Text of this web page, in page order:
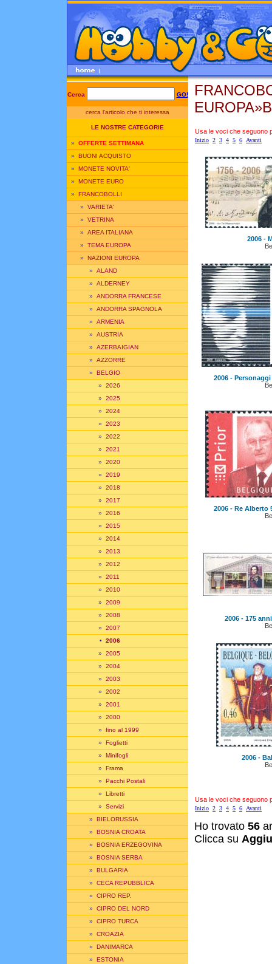
Cerca GO!
cerca l'articolo che ti interessa
LE NOSTRE CATEGORIE
» OFFERTE SETTIMANA
» BUONI ACQUISTO
» MONETE NOVITA'
» MONETE EURO
» FRANCOBOLLI
» VARIETA'
» VETRINA
» AREA ITALIANA
» TEMA EUROPA
» NAZIONI EUROPA
» ALAND
» ALDERNEY
» ANDORRA FRANCESE
» ANDORRA SPAGNOLA
» ARMENIA
» AUSTRIA
» AZERBAIGIAN
» AZZORRE
» BELGIO
» 2026
» 2025
» 2024
» 2023
» 2022
» 2021
» 2020
» 2019
» 2018
» 2017
» 2016
» 2015
» 2014
» 2013
» 2012
» 2011
» 2010
» 2009
» 2008
» 2007
• 2006
» 2005
» 2004
» 2003
» 2002
» 2001
» 2000
» fino al 1999
» Foglietti
» Minifogli
» Frama
» Pacchi Postali
» Libretti
» Servizi
» BIELORUSSIA
» BOSNIA CROATA
» BOSNIA ERZEGOVINA
» BOSNIA SERBA
» BULGARIA
» CECA REPUBBLICA
» CIPRO REP.
» CIPRO DEL NORD
» CIPRO TURCA
» CROAZIA
» DANIMARCA
» ESTONIA
Usa le voci che seguono
Inizio 2 3 4 5 6 Avanti
2006 -
2006 -
2006 - Re Alberto
2006 - 175
2006 -
Usa le voci che seguono
Inizio 2 3 4 5 6 Avanti
Ho trovato 56
Clicca su